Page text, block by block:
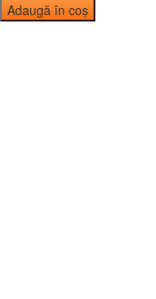
Adaugă în coș